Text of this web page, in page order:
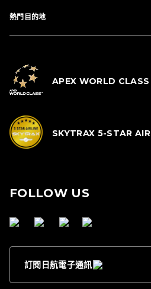
熱門目的地
APEX WORLD CLASS
SKYTRAX 5-STAR
FOLLOW US
訂閱日航電子通訊